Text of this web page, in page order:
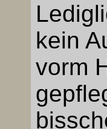
kein
vorm